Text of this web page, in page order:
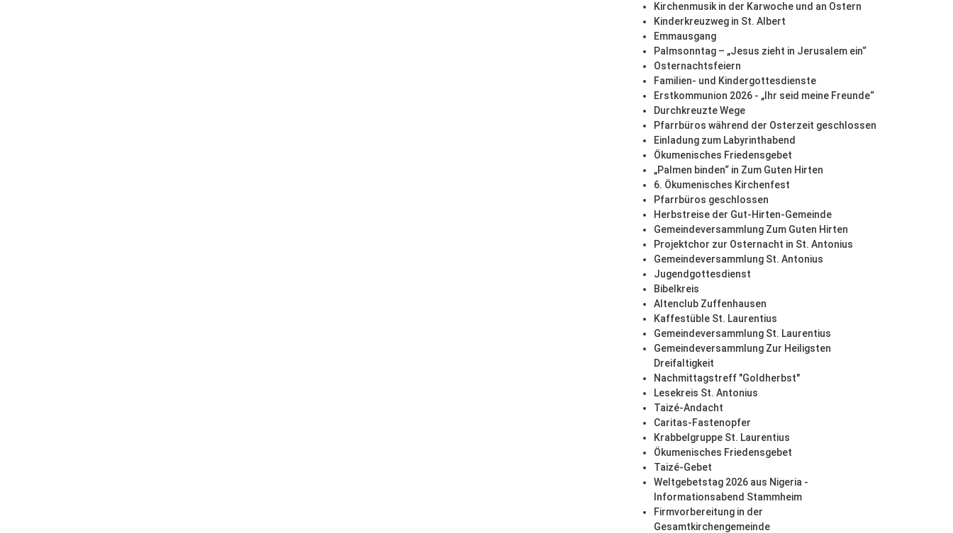
Kirchenmusik in der Karwoche und an Ostern
Kinderkreuzweg in St. Albert
Emmausgang
Palmsonntag – „Jesus zieht in Jerusalem ein“
Osternachtsfeiern
Familien- und Kindergottesdienste
Erstkommunion 2026 - „Ihr seid meine Freunde“
Durchkreuzte Wege
Pfarrbüros während der Osterzeit geschlossen
Einladung zum Labyrinthabend
Ökumenisches Friedensgebet
„Palmen binden“ in Zum Guten Hirten
6. Ökumenisches Kirchenfest
Pfarrbüros geschlossen
Herbstreise der Gut-Hirten-Gemeinde
Gemeindeversammlung Zum Guten Hirten
Projektchor zur Osternacht in St. Antonius
Gemeindeversammlung St. Antonius
Jugendgottesdienst
Bibelkreis
Altenclub Zuffenhausen
Kaffestüble St. Laurentius
Gemeindeversammlung St. Laurentius
Gemeindeversammlung Zur Heiligsten
Dreifaltigkeit
Nachmittagstreff "Goldherbst"
Lesekreis St. Antonius
Taizé-Andacht
Caritas-Fastenopfer
Krabbelgruppe St. Laurentius
Ökumenisches Friedensgebet
Taizé-Gebet
Weltgebetstag 2026 aus Nigeria -
Informationsabend Stammheim
Firmvorbereitung in der
Gesamtkirchengemeinde